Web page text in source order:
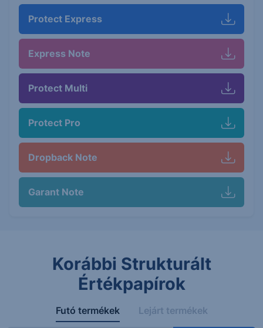
Protect Express
Express Note
Protect Multi
Protect Pro
Dropback Note
Garant Note
Korábbi Strukturált
Értékpapírok
Futó termékek Lejárt termékek